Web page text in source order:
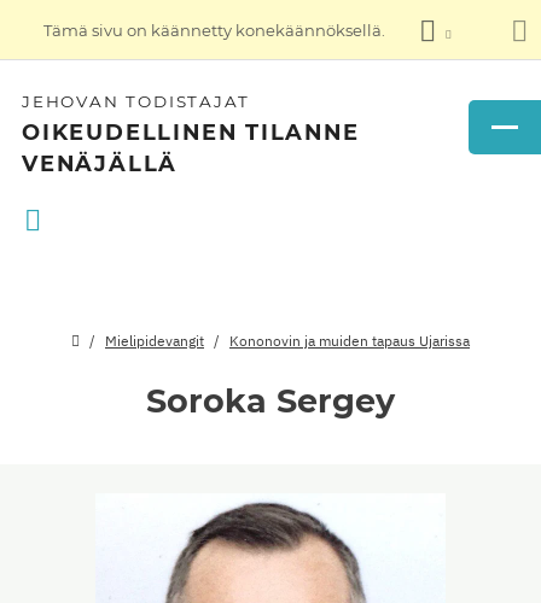
Tämä sivu on käännetty konekäännöksellä.
JEHOVAN TODISTAJAT
OIKEUDELLINEN TILANNE
VENÄJÄLLÄ
Mielipidevangit Kononovin ja muiden tapaus Ujarissa
Soroka Sergey